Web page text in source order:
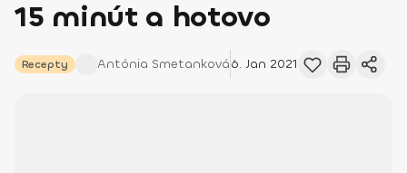
15 minút a hotovo
Recepty Antónia Smetanková6. Jan 2021